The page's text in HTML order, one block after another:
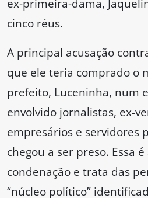
ex-primeira-dama,
cinco réus.
A principal acusação
que ele teria comprado o
prefeito, Luceninha, num
envolvido jornalistas, ex-
empresários e servidores
chegou a ser preso. Essa
condenação e trata das
“núcleo político”